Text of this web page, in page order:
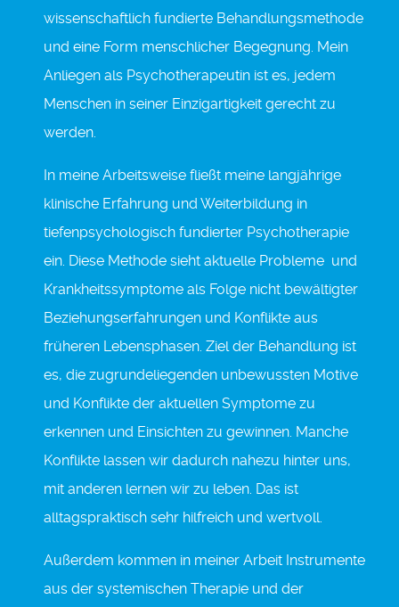
wissenschaftlich fundierte Behandlungsmethode
und eine Form menschlicher Begegnung. Mein
Anliegen als Psychotherapeutin ist es, jedem
Menschen in seiner Einzigartigkeit gerecht zu
werden.
In meine Arbeitsweise fließt meine langjährige
klinische Erfahrung und Weiterbildung in
tiefenpsychologisch fundierter Psychotherapie
ein. Diese Methode sieht aktuelle Probleme und
Krankheitssymptome als Folge nicht bewältigter
Beziehungserfahrungen und Konflikte aus
früheren Lebensphasen. Ziel der Behandlung ist
es, die zugrundeliegenden unbewussten Motive
und Konflikte der aktuellen Symptome zu
erkennen und Einsichten zu gewinnen. Manche
Konflikte lassen wir dadurch nahezu hinter uns,
mit anderen lernen wir zu leben. Das ist
alltagspraktisch sehr hilfreich und wertvoll.
Außerdem kommen in meiner Arbeit Instrumente
aus der systemischen Therapie und der